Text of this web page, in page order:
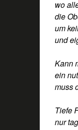
wo
die
um
und
Kann
ein
muss
Tiefe
nur